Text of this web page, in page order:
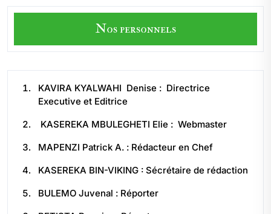
Nos personnels
KAVIRA KYALWAHI Denise : Directrice
Executive et Editrice
KASEREKA MBULEGHETI Elie : Webmaster
MAPENZI Patrick A. : Rédacteur en Chef
KASEREKA BIN-VIKING : Sécrétaire de rédaction
BULEMO Juvenal : Réporter